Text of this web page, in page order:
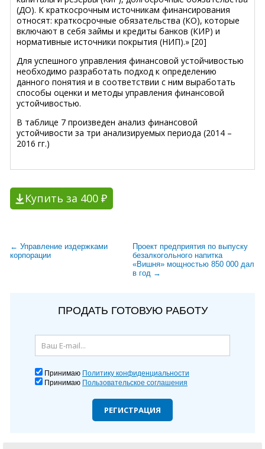
(ДО). К краткосрочным источникам финансирования
относят: краткосрочные обязательства (КО), которые
включают в себя займы и кредиты банков (КИР) и
нормативные источники покрытия (НИП).» [20]
Для успешного управления финансовой устойчивостью
необходимо разработать подход к определению
данного понятия и в соответствии с ним выработать
способы оценки и методы управления финансовой
устойчивостью.
В таблице 7 произведен анализ финансовой
устойчивости за три анализируемых периода (2014 –
2016 гг.)
Купить за 400 ₽
← Управление издержками
корпорации
Проект предприятия по выпуску
безалкогольного напитка
«Вишня» мощностью 850 000 дал
в год →
ПРОДАТЬ ГОТОВУЮ РАБОТУ
Принимаю Политику конфиденциальности
Принимаю Пользовательское соглашения
РЕГИСТРАЦИЯ